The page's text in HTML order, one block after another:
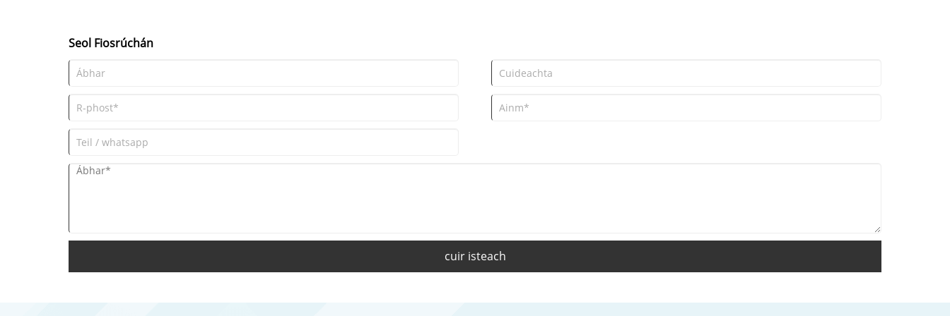
Seol Fiosrúchán
cuir isteach